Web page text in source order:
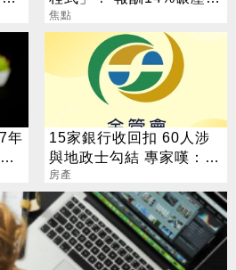
普 直接辭職去炒股
焦點
年
15家銀行收回扣 60人涉
與地政士勾結 專家嘆：徹
查恐血流成河
房產